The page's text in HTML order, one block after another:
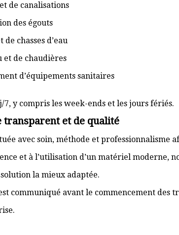
de canalisations
des égouts
chasses d’eau
et de chaudières
d’équipements sanitaires
y compris les week-ends et les jours fériés.
transparent et de qualité
avec soin, méthode et professionnalisme
et à l’utilisation d’un matériel moderne,
la mieux adaptée.
communiqué avant le commencement des